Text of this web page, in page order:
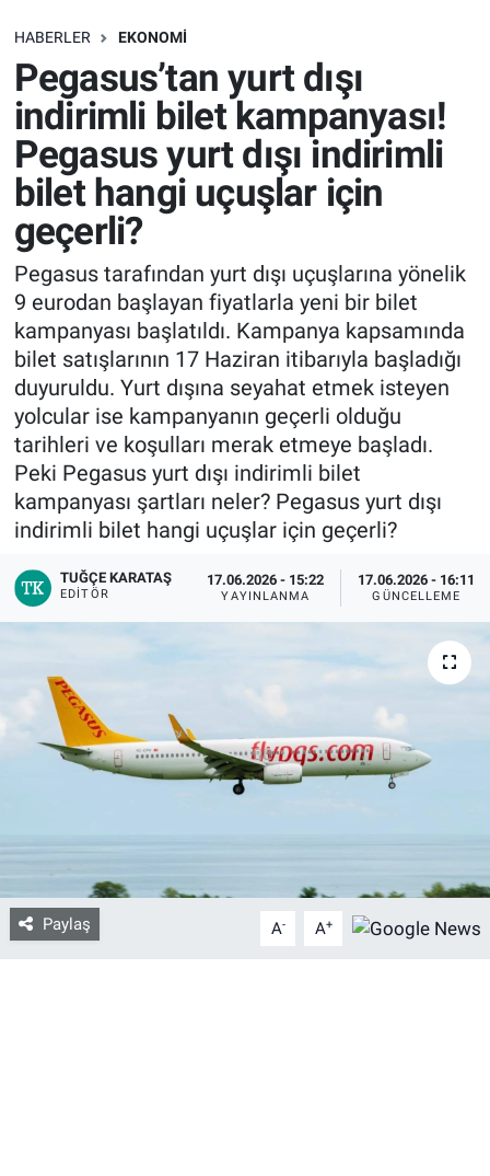
HABERLER EKONOMI
Pegasus’tan yurt dışı
indirimli bilet kampanyası!
Pegasus yurt dışı indirimli
bilet hangi uçuşlar için
geçerli?
Pegasus tarafından yurt dışı uçuşlarına yönelik
9 eurodan başlayan fiyatlarla yeni bir bilet
kampanyası başlatıldı. Kampanya kapsamında
bilet satışlarının 17 Haziran itibarıyla başladığı
duyuruldu. Yurt dışına seyahat etmek isteyen
yolcular ise kampanyanın geçerli olduğu
tarihleri ve koşulları merak etmeye başladı.
Peki Pegasus yurt dışı indirimli bilet
kampanyası şartları neler? Pegasus yurt dışı
indirimli bilet hangi uçuşlar için geçerli?
TUĞÇE KARATAŞ
EDITÖR
17.06.2026 - 15:22
YAYINLANMA
17.06.2026 - 16:11
GÜNCELLEME
Paylaş A- A+
SAĞLIK
EKONOMİ
EĞİTİM
ÖZEL HABER
Keşfet
ASTROLOJİ
MANŞET
RESMİ İLANLAR
İLAN
Bize ulaşın
İletişim/Künye
Gözden Kaçmasın
İletişim (Künye)